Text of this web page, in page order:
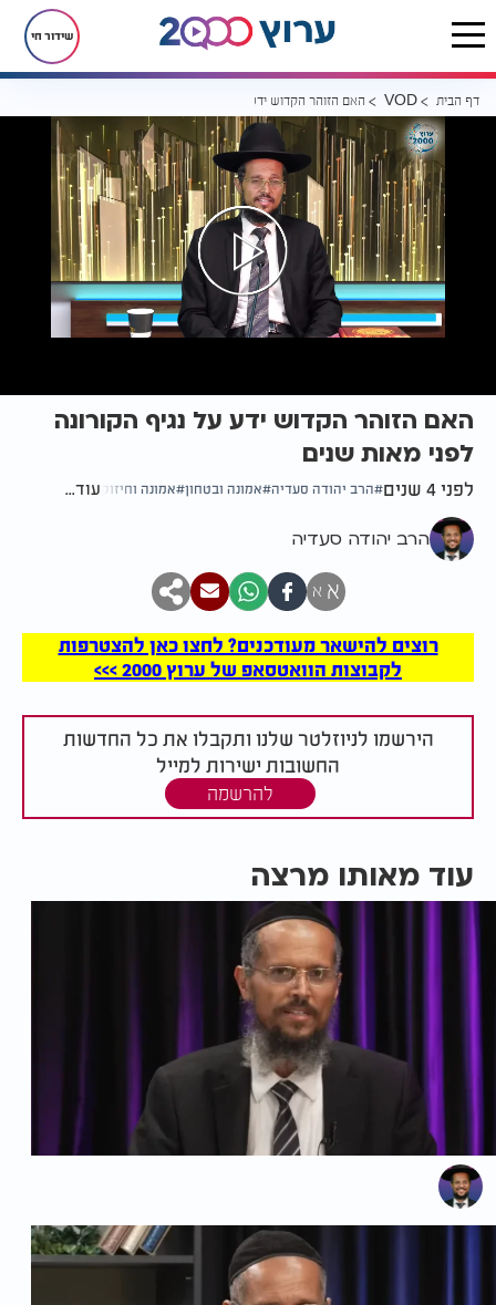
שידור חי
דף הבית VOD האם הזוהר הקדוש ידע על נגיף הקורונה לפני מאות שנים
האם הזוהר הקדוש ידע על נגיף הקורונה
לפני מאות שנים
לפני 4 שנים הרב יהודה סעדיה אמונה ובטחון אמונה וחיזוק עוד...
הרב יהודה סעדיה
א א
רוצים להישאר מעודכנים? לחצו כאן להצטרפות
לקבוצות הוואטסאפ של ערוץ 2000 >>>
הירשמו לניוזלטר שלנו ותקבלו את כל החדשות
החשובות ישירות למייל
להרשמה
עוד מאותו מרצה